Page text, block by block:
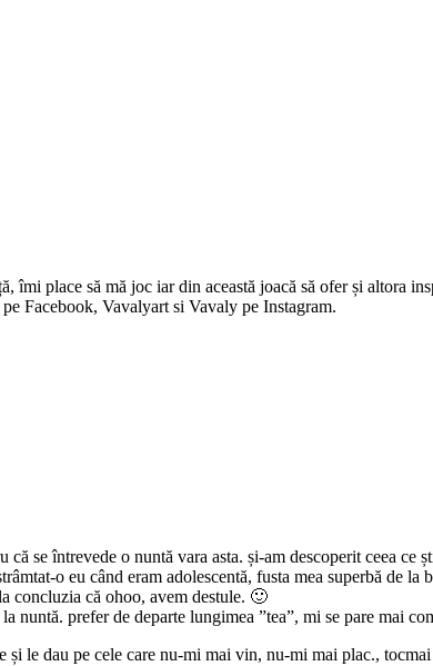
place să mă joc iar din această joacă să ofer și altora
Facebook, Vavalyart si Vavaly pe Instagram.
se întrevede o nuntă vara asta. și-am descoperit ceea
o eu când eram adolescentă, fusta mea superbă de
concluzia că ohoo, avem destule. 🙂
nuntă. prefer de departe lungimea ”tea”, mi se pare mai
și le dau pe cele care nu-mi mai vin, nu-mi mai plac.,